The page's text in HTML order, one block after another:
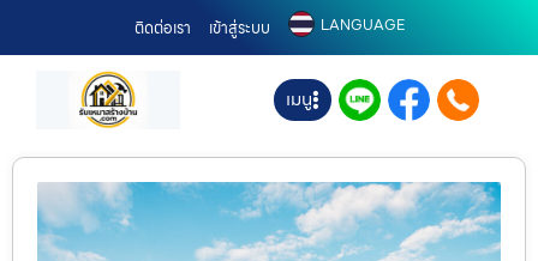
ติดต่อเรา เข้าสู่ระบบ LANGUAGE
เมนู